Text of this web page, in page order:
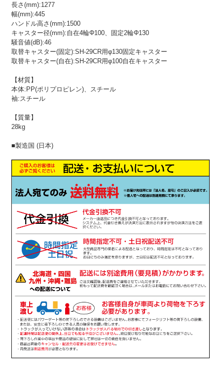
長さ(mm):1277
幅(mm):445
ハンドル高さ(mm):1500
キャスター径(mm):自在4輪Φ100、固定2輪Φ130
騒音値(dB):46
取替キャスター(固定):SH-29CR用φ130固定キャスター
取替キャスター(自在):SH-29CR用φ100自在キャスター
【材質】
本体:PP(ポリプロピレン)、スチール
袖:スチール
【質量】
28kg
■製造国 (日本)